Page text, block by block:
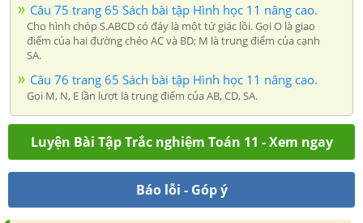
Câu 75 trang 65 Sách bài tập Hình học 11 nâng cao.
Cho hình chóp S.ABCD có đáy là một tứ giác lồi. Gọi O là giao
điểm của hai đường chéo AC và BD; M là trung điểm của cạnh
SA.
Câu 76 trang 65 Sách bài tập Hình học 11 nâng cao.
Gọi M, N, E lần lượt là trung điểm của AB, CD, SA.
Luyện Bài Tập Trắc nghiệm Toán 11 - Xem ngay
Báo lỗi - Góp ý